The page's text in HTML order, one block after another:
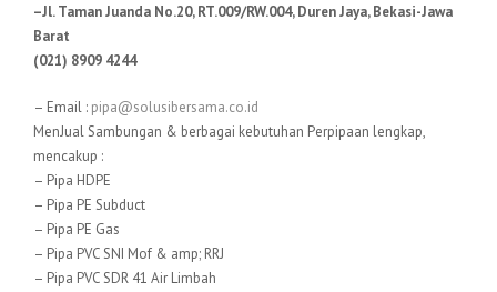
–Jl. Taman Juanda No.20, RT.009/RW.004, Duren Jaya, Bekasi-Jawa
Barat
(021) 8909 4244
– Email : pipa@solusibersama.co.id
MenJual Sambungan & berbagai kebutuhan Perpipaan lengkap,
mencakup :
– Pipa HDPE
– Pipa PE Subduct
– Pipa PE Gas
– Pipa PVC SNI Mof & amp; RRJ
– Pipa PVC SDR 41 Air Limbah